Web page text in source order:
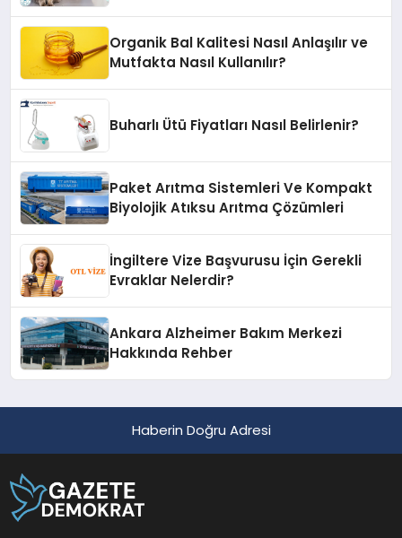
Organik Bal Kalitesi Nasıl Anlaşılır ve
Mutfakta Nasıl Kullanılır?
Buharlı Ütü Fiyatları Nasıl Belirlenir?
Paket Arıtma Sistemleri Ve Kompakt
Biyolojik Atıksu Arıtma Çözümleri
İngiltere Vize Başvurusu İçin Gerekli
Evraklar Nelerdir?
Ankara Alzheimer Bakım Merkezi
Hakkında Rehber
Haberin Doğru Adresi